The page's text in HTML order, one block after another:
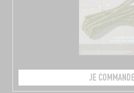
JE COMMANDE